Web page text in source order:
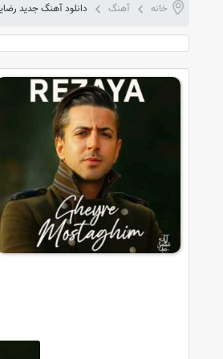
خانه آهنگ دانلود آهنگ جدید